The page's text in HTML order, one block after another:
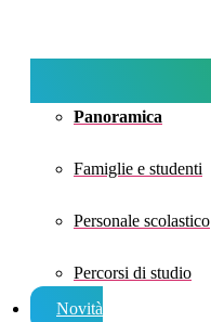
Panoramica
Famiglie e studenti
Personale scolastico
Percorsi di studio
Novità